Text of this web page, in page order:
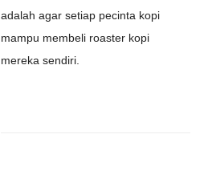
adalah agar setiap pecinta kopi
mampu membeli roaster kopi
mereka sendiri.